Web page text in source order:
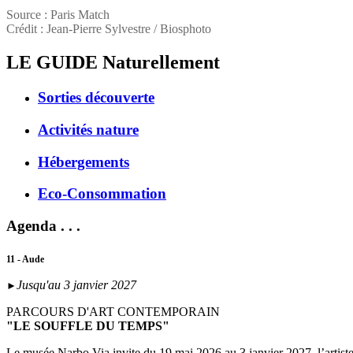
Source : Paris Match
Crédit : Jean-Pierre Sylvestre / Biosphoto
LE GUIDE Naturellement
Sorties découverte
Activités nature
Hébergements
Eco-Consommation
Agenda . . .
11 - Aude
► Jusqu'au 3 janvier 2027
PARCOURS D'ART CONTEMPORAIN
"LE SOUFFLE DU TEMPS"